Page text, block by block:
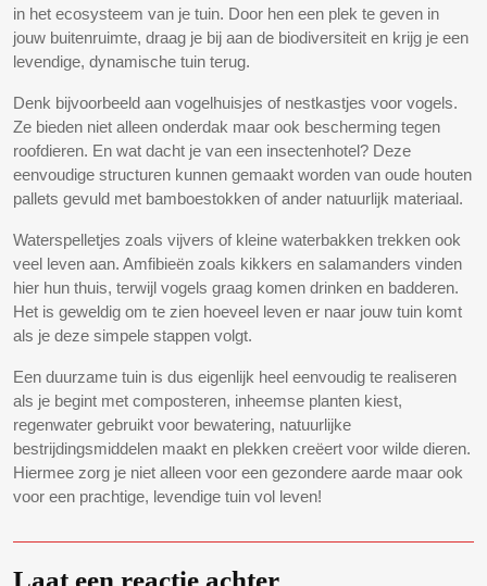
in het ecosysteem van je tuin. Door hen een plek te geven in
jouw buitenruimte, draag je bij aan de biodiversiteit en krijg je een
levendige, dynamische tuin terug.
Denk bijvoorbeeld aan vogelhuisjes of nestkastjes voor vogels.
Ze bieden niet alleen onderdak maar ook bescherming tegen
roofdieren. En wat dacht je van een insectenhotel? Deze
eenvoudige structuren kunnen gemaakt worden van oude houten
pallets gevuld met bamboestokken of ander natuurlijk materiaal.
Waterspelletjes zoals vijvers of kleine waterbakken trekken ook
veel leven aan. Amfibieën zoals kikkers en salamanders vinden
hier hun thuis, terwijl vogels graag komen drinken en badderen.
Het is geweldig om te zien hoeveel leven er naar jouw tuin komt
als je deze simpele stappen volgt.
Een duurzame tuin is dus eigenlijk heel eenvoudig te realiseren
als je begint met composteren, inheemse planten kiest,
regenwater gebruikt voor bewatering, natuurlijke
bestrijdingsmiddelen maakt en plekken creëert voor wilde dieren.
Hiermee zorg je niet alleen voor een gezondere aarde maar ook
voor een prachtige, levendige tuin vol leven!
Laat een reactie achter